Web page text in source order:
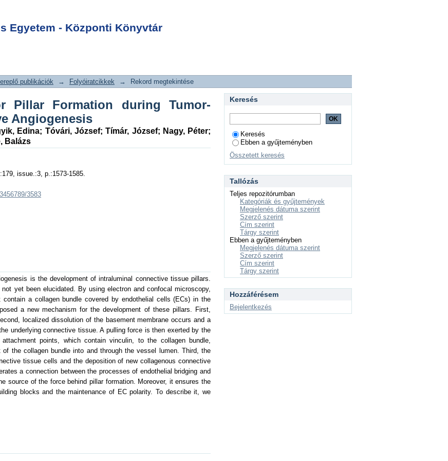
Egyetem - Központi Könyvtár
Formation
publikációk → Folyóiratcikkek → Rekord megtekintése
Pillar Formation during Tumor-
Angiogenesis
Edina; Tóvári, József;Tímár, József; Nagy, Péter;
Balázs
issue.:3, p.:1573-1585.
3583
is the development of intraluminal connective tissue pillars.
yet been elucidated. By using electron and confocal microscopy,
a collagen bundle covered by endothelial cells (ECs) in the
a new mechanism for the development of these pillars. First,
localized dissolution of the basement membrane occurs and a
underlying connective tissue. A pulling force is then exerted by the
points, which contain vinculin, to the collagen bundle,
the collagen bundle into and through the vessel lumen. Third, the
tissue cells and the deposition of new collagenous connective
a connection between the processes of endothelial bridging and
source of the force behind pillar formation. Moreover, it ensures the
blocks and the maintenance of EC polarity. To describe it, we
Keresés
Keresés
Ebben a gyűjteményben
Összetett keresés
Tallózás
Teljes repozitórumban
Kategóriák és gyűjtemények
Megjelenés dátuma szerint
Szerző szerint
Cím szerint
Tárgy szerint
Ebben a gyűjteményben
Megjelenés dátuma szerint
Szerző szerint
Cím szerint
Tárgy szerint
Hozzáférésem
Bejelentkezés